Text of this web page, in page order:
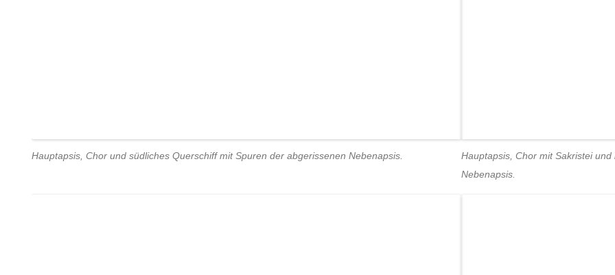
Hauptapsis, Chor und südliches Querschiff mit Spuren der abgerissenen Nebenapsis.
Hauptapsis, Chor mit Sakristei
Nebenapsis.